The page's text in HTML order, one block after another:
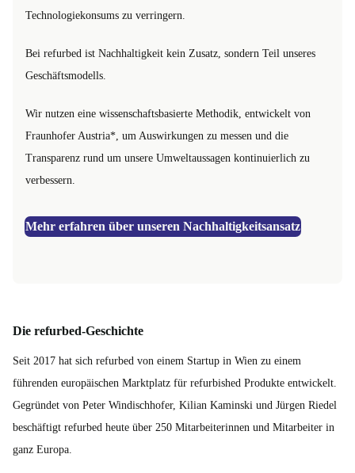
Technologiekonsums zu verringern.
Bei refurbed ist Nachhaltigkeit kein Zusatz, sondern Teil unseres
Geschäftsmodells.
Wir nutzen eine wissenschaftsbasierte Methodik, entwickelt von
Fraunhofer Austria*, um Auswirkungen zu messen und die
Transparenz rund um unsere Umweltaussagen kontinuierlich zu
verbessern.
Mehr erfahren über unseren Nachhaltigkeitsansatz
Die refurbed-Geschichte
Seit 2017 hat sich refurbed von einem Startup in Wien zu einem
führenden europäischen Marktplatz für refurbished Produkte entwickelt.
Gegründet von Peter Windischhofer, Kilian Kaminski und Jürgen Riedel
beschäftigt refurbed heute über 250 Mitarbeiterinnen und Mitarbeiter in
ganz Europa.